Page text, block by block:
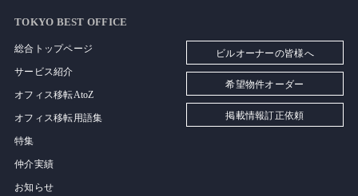
TOKYO BEST OFFICE
総合トップページ
サービス紹介
オフィス移転AtoZ
オフィス移転用語集
特集
仲介実績
お知らせ
ビルオーナーの皆様へ
希望物件オーダー
掲載情報訂正依頼